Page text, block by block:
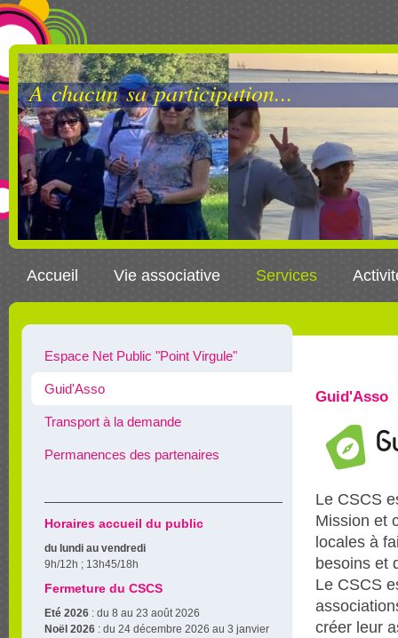
A chacun sa participation...
Accueil Vie associative Services
Guid'Asso
Le CSCS
Mission et
locales à
besoins et
Le CSCS
créer leur
Espace Net Public "Point Virgule"
Guid'Asso
Transport à la demande
Permanences des partenaires
Horaires accueil du public
du lundi au vendredi
9h/12h ; 13h45/18h
Fermeture du CSCS
Eté 2026 : du 8 au 23 août 2026
Noël 2026 : du 24 décembre 2026 au 3 janvier